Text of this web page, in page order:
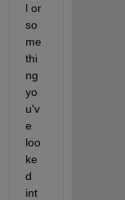
l or
so
me
thi
ng
yo
u'v
e
loo
ke
d
int